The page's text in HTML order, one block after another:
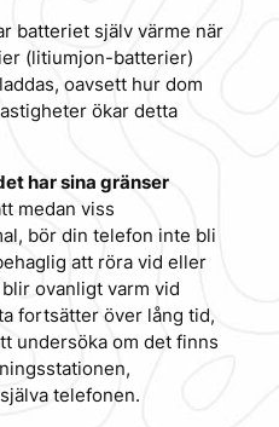
batteriet själv värme när
(litiumjon-batterier)
oavsett hur dom
ökar detta
har sina gränser
medan viss
bör din telefon inte bli
att röra vid eller
ovanligt varm vid
fortsätter över lång tid,
undersöka om det finns
telefonen.